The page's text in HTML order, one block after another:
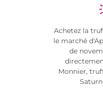
Achetez la
le marché
de
Monnier,